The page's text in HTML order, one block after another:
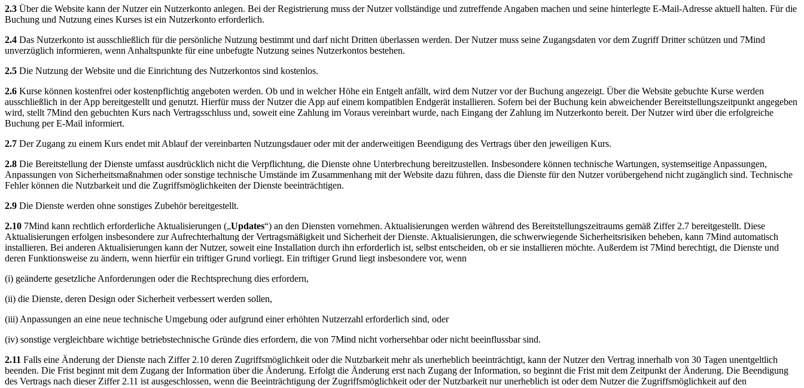
2.3 Über die Website kann der Nutzer ein Nutzerkonto anlegen. Bei der Registrierung muss der Nutzer vollständige und zutreffende Angaben machen und seine hinterlegte E-Mail-Adresse aktuell halten. Für die
Buchung und Nutzung eines Kurses ist ein Nutzerkonto erforderlich.
2.4 Das Nutzerkonto ist ausschließlich für die persönliche Nutzung bestimmt und darf nicht Dritten überlassen werden. Der Nutzer muss seine Zugangsdaten vor dem Zugriff Dritter schützen und 7Mind
unverzüglich informieren, wenn Anhaltspunkte für eine unbefugte Nutzung seines Nutzerkontos bestehen.
2.5 Die Nutzung der Website und die Einrichtung des Nutzerkontos sind kostenlos.
2.6 Kurse können kostenfrei oder kostenpflichtig angeboten werden. Ob und in welcher Höhe ein Entgelt anfällt, wird dem Nutzer vor der Buchung angezeigt. Über die Website gebuchte Kurse werden
ausschließlich in der App bereitgestellt und genutzt. Hierfür muss der Nutzer die App auf einem kompatiblen Endgerät installieren. Sofern bei der Buchung kein abweichender Bereitstellungszeitpunkt angegeben
wird, stellt 7Mind den gebuchten Kurs nach Vertragsschluss und, soweit eine Zahlung im Voraus vereinbart wurde, nach Eingang der Zahlung im Nutzerkonto bereit. Der Nutzer wird über die erfolgreiche
Buchung per E-Mail informiert.
2.7 Der Zugang zu einem Kurs endet mit Ablauf der vereinbarten Nutzungsdauer oder mit der anderweitigen Beendigung des Vertrags über den jeweiligen Kurs.
2.8 Die Bereitstellung der Dienste umfasst ausdrücklich nicht die Verpflichtung, die Dienste ohne Unterbrechung bereitzustellen. Insbesondere können technische Wartungen, systemseitige Anpassungen,
Anpassungen von Sicherheitsmaßnahmen oder sonstige technische Umstände im Zusammenhang mit der Website dazu führen, dass die Dienste für den Nutzer vorübergehend nicht zugänglich sind. Technische
Fehler können die Nutzbarkeit und die Zugriffsmöglichkeiten der Dienste beeinträchtigen.
2.9 Die Dienste werden ohne sonstiges Zubehör bereitgestellt.
2.10 7Mind kann rechtlich erforderliche Aktualisierungen („Updates“) an den Diensten vornehmen. Aktualisierungen werden während des Bereitstellungszeitraums gemäß Ziffer 2.7 bereitgestellt. Diese
Aktualisierungen erfolgen insbesondere zur Aufrechterhaltung der Vertragsmäßigkeit und Sicherheit der Dienste. Aktualisierungen, die schwerwiegende Sicherheitsrisiken beheben, kann 7Mind automatisch
installieren. Bei anderen Aktualisierungen kann der Nutzer, soweit eine Installation durch ihn erforderlich ist, selbst entscheiden, ob er sie installieren möchte. Außerdem ist 7Mind berechtigt, die Dienste und
deren Funktionsweise zu ändern, wenn hierfür ein triftiger Grund vorliegt. Ein triftiger Grund liegt insbesondere vor, wenn
(i) geänderte gesetzliche Anforderungen oder die Rechtsprechung dies erfordern,
(ii) die Dienste, deren Design oder Sicherheit verbessert werden sollen,
(iii) Anpassungen an eine neue technische Umgebung oder aufgrund einer erhöhten Nutzerzahl erforderlich sind, oder
(iv) sonstige vergleichbare wichtige betriebstechnische Gründe dies erfordern, die von 7Mind nicht vorhersehbar oder nicht beeinflussbar sind.
2.11 Falls eine Änderung der Dienste nach Ziffer 2.10 deren Zugriffsmöglichkeit oder die Nutzbarkeit mehr als unerheblich beeinträchtigt, kann der Nutzer den Vertrag innerhalb von 30 Tagen unentgeltlich
beenden. Die Frist beginnt mit dem Zugang der Information über die Änderung. Erfolgt die Änderung erst nach Zugang der Information, so beginnt die Frist mit dem Zeitpunkt der Änderung. Die Beendigung
des Vertrags nach dieser Ziffer 2.11 ist ausgeschlossen, wenn die Beeinträchtigung der Zugriffsmöglichkeit oder der Nutzbarkeit nur unerheblich ist oder dem Nutzer die Zugriffsmöglichkeit auf den